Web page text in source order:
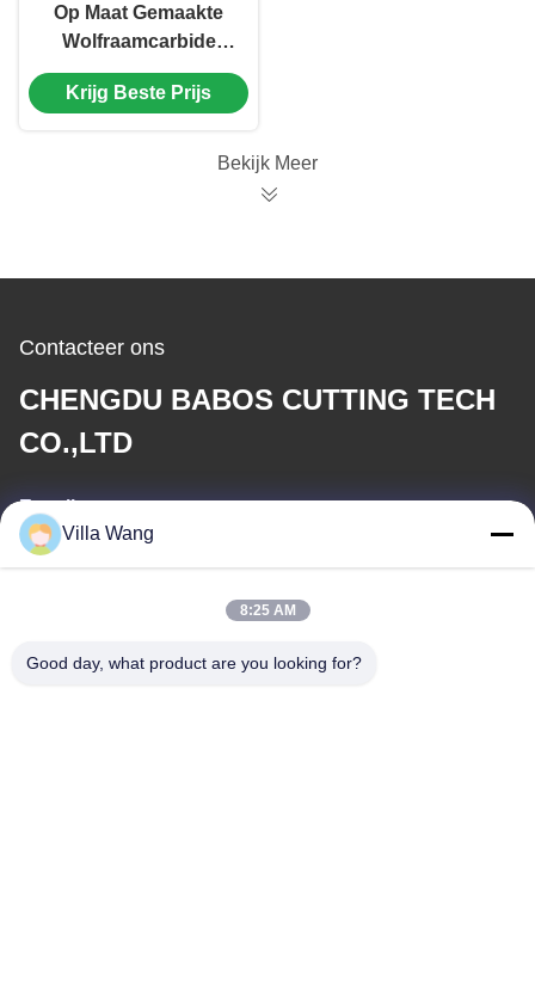
Op Maat Gemaakte
Wolfraamcarbide
Inzetstukken in
Aluminium
Krijg Beste Prijs
Bekijk Meer
Contacteer ons
CHENGDU BABOS CUTTING TECH
CO.,LTD
E-mail
Villa Wang
8:25 AM
Good day, what product are you looking for?